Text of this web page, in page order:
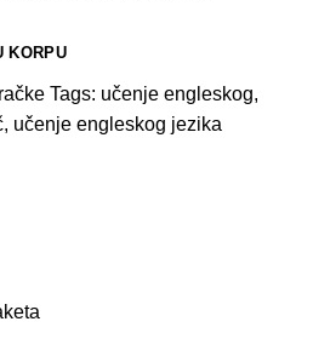
KORPU
Tags: učenje engleskog,
, učenje engleskog jezika